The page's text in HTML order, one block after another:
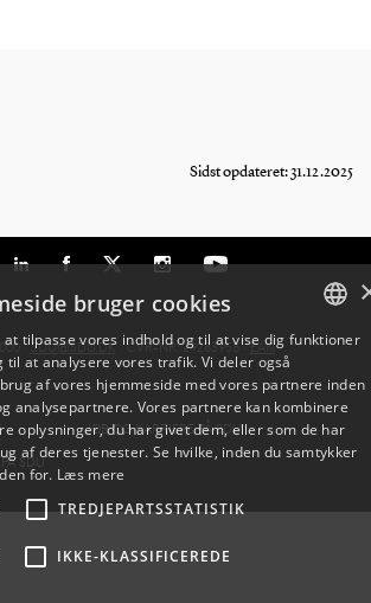
Sidst opdateret: 31.12.2025
·SDU@SDU.DK· CVR-NR: 29283958 ·EAN
JOB OG KARRIERE PÅ SDU
SDU
ENGLISH
bruger cookies
tilpasse vores indhold og til at vise dig funktioner
til at analysere vores trafik. Vi deler også
af vores hjemmeside med vores partnere inden
analysepartnere. Vores partnere kan kombinere
oplysninger, du har givet dem, eller som de har
af deres tjenester. Se hvilke, inden du samtykker
for. Læs mere
TREDJEPARTSSTATISTIK
IKKE-KLASSIFICEREDE